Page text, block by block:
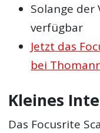
Solange
verfügbar
Jetzt das
bei
Kleines
Das Focusrite